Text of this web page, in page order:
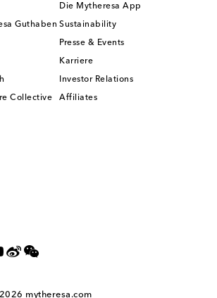
Guthaben
Collective
Die Mytheresa App
Sustainability
Presse & Events
Karriere
Investor Relations
Affiliates
mytheresa.com